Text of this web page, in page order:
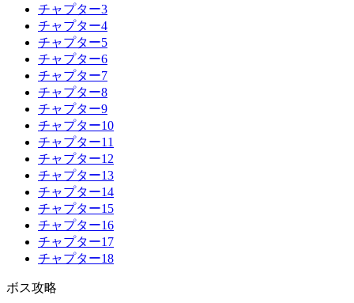
チャプター3
チャプター4
チャプター5
チャプター6
チャプター7
チャプター8
チャプター9
チャプター10
チャプター11
チャプター12
チャプター13
チャプター14
チャプター15
チャプター16
チャプター17
チャプター18
ボス攻略